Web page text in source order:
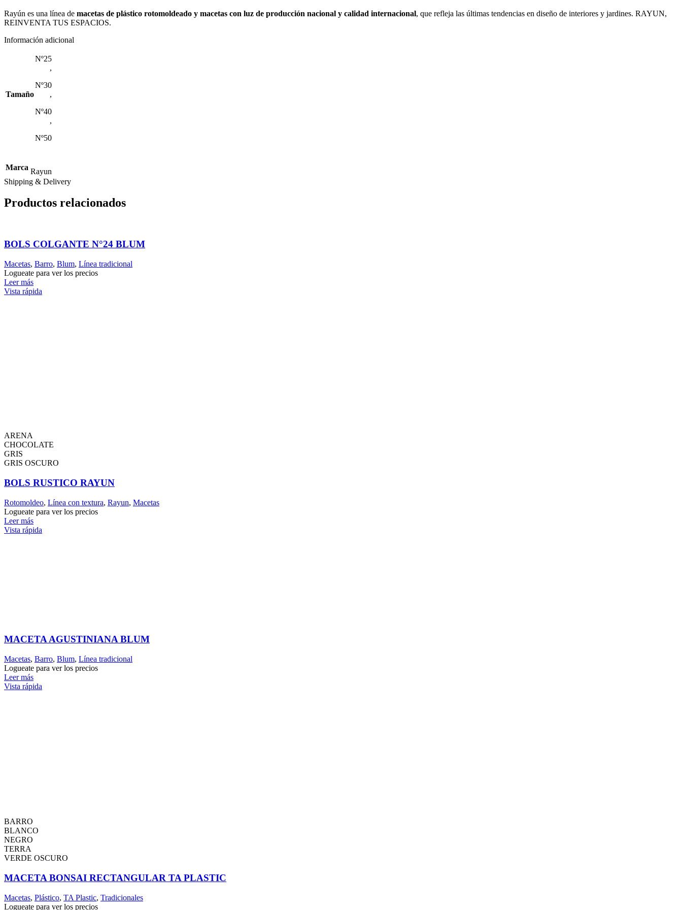
Rayún es una línea de macetas de plástico rotomoldeado y macetas con luz de producción nacional y calidad internacional, que refleja las últimas tendencias en diseño de interiores y jardines. RAYUN,
REINVENTA TUS ESPACIOS.
Información adicional
Tamaño
Nº25
,
Nº30
,
Nº40
,
Nº50
Marca Rayun
Shipping & Delivery
Productos relacionados
BOLS COLGANTE N°24 BLUM
Macetas, Barro, Blum, Línea tradicional
Logueate para ver los precios
Leer más
Vista rápida
ARENA
CHOCOLATE
GRIS
GRIS OSCURO
BOLS RUSTICO RAYUN
Rotomoldeo, Línea con textura, Rayun, Macetas
Logueate para ver los precios
Leer más
Vista rápida
MACETA AGUSTINIANA BLUM
Macetas, Barro, Blum, Línea tradicional
Logueate para ver los precios
Leer más
Vista rápida
BARRO
BLANCO
NEGRO
TERRA
VERDE OSCURO
MACETA BONSAI RECTANGULAR TA PLASTIC
Macetas, Plástico, TA Plastic, Tradicionales
Logueate para ver los precios